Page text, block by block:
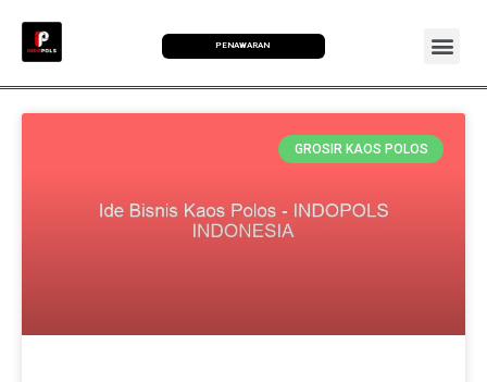
PENAWARAN
GROSIR KAOS POLOS